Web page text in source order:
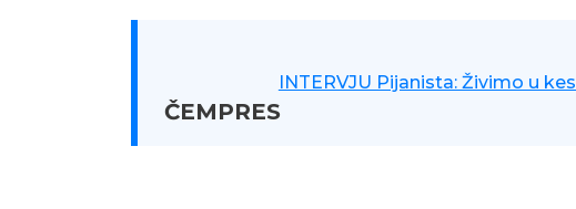
ČEMPRES
INTERVJU Pijanista: Živimo u